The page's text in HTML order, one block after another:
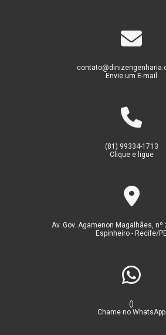
Envie um E-mail
(81) 99334-1713
Clique e ligue
Av. Gov. Agamenon Magalhães, nº
Espinheiro - Recife/
()
Chame no WhatsApp